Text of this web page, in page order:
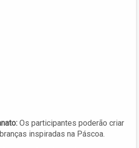
Os participantes poderão criar
inspiradas na Páscoa.